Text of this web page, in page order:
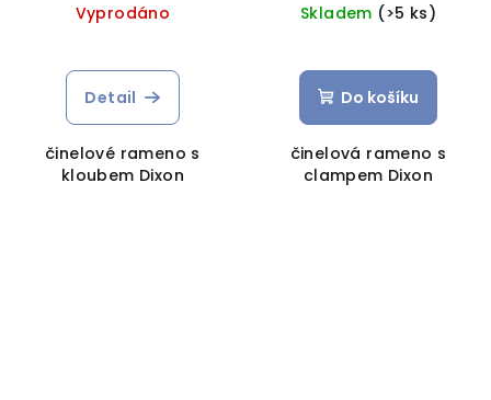
Vyprodáno
Detail
činelové rameno s
kloubem Dixon
Skladem (>5 ks)
Do košíku
činelová rameno s
clampem Dixon